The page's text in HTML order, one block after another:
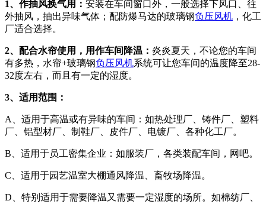
1、作抽风换气用： 安装在车间窗口外，一般选择下风口、往
外抽风，抽出异味气体；配防爆马达的玻璃钢负压风机 ，化工
厂适合选择。
2、配合水帘使用，用作车间降温： 炎炎夏天，不论您的车间
有多热，水帘+玻璃钢负压风机系统可让您车间的温度降至28-
32度左右，而且有一定的湿度。
3、适用范围：
A、适用于高温或有异味的车间：如热处理厂、铸件厂、塑料
厂、铝型材厂、制鞋厂、皮件厂、电镀厂、各种化工厂。
B、适用于员工密集企业：如服装厂，各类装配车间，网吧。
C、适用于园艺温室大棚通风降温、畜牧场降温。
D、特别适用于需要降温又需要一定湿度的场所。如棉纺厂、